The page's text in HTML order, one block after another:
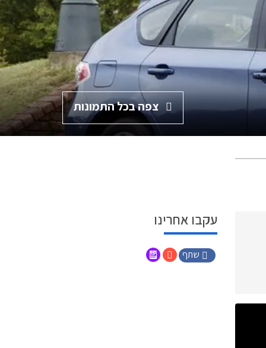
צפה בכל התמונות
עקבו אחרינו
שתף